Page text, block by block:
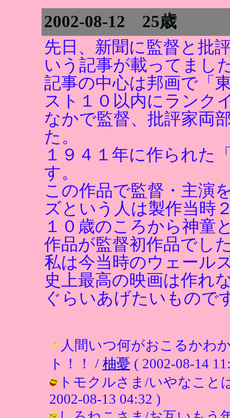
2002-08-12 25歳
先日、新聞に監督と批
いう記事が載ってまし
記事の中心は邦画で「
スト１０以内にランク
なかで監督、批評家両
た。
１９４１年に作られた
す。
この作品で監督・主演
ズという人は製作当時
１０歳のころから神童
作品が監督初作品でし
私は今当時のウェール
史上最高の映画は作れ
ぐらいあげたいもので
人間いつ何がおこるかわ
ト！！ / 柚憂 ( 2002-08-14
トモクルさま/いやなこと
2002-08-13 04:32 )